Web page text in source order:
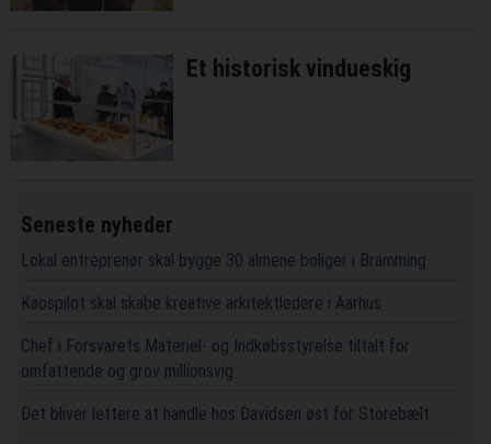
Et historisk vindueskig
Seneste nyheder
Lokal entreprenør skal bygge 30 almene boliger i Bramming
Kaospilot skal skabe kreative arkitektledere i Aarhus
Chef i Forsvarets Materiel- og Indkøbsstyrelse tiltalt for
omfattende og grov millionsvig
Det bliver lettere at handle hos Davidsen øst for Storebælt